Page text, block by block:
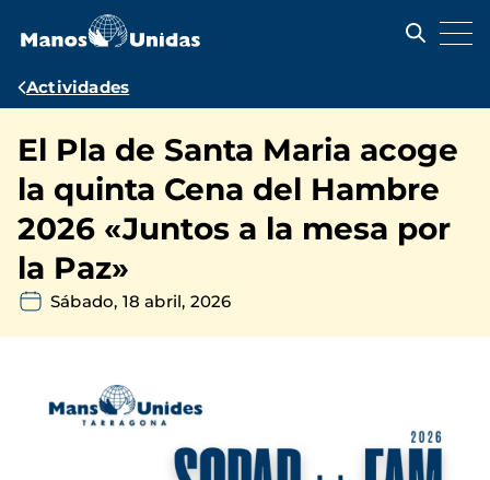
contenido
Ruta
navegación
Actividades
El Pla de Santa Maria acoge
la quinta Cena del Hambre
2026 «Juntos a la mesa por
la Paz»
Sábado, 18 abril, 2026